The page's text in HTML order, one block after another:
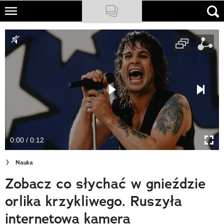
Skip
main
content
NATIONAL GEOGRAPHIC
TRAVELER
PODCASTY
Newsletter
Cuda Polski
Wielki Konkurs Fotograficzny
Trendbook Podróżniczy
Polecane
0:00 / 0:12
Nauka
Zobacz co słychać w gnieździe
orlika krzykliwego. Ruszyła
internetowa kamera